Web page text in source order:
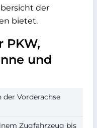
der
bietet.
PKW,
und
der Vorderachse
Zugfahrzeug bis